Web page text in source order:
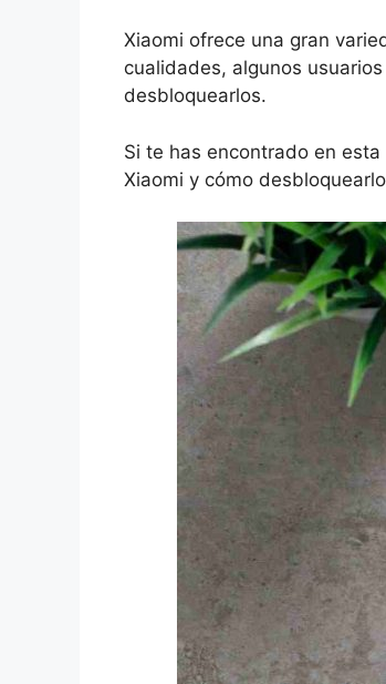
Xiaomi ofrece una gran
cualidades, algunos
desbloquearlos.
Si te has encontrado en
Xiaomi y cómo